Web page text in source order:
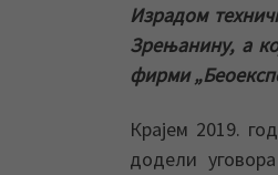
Израдом
Зрењанину, а
фирми
Крајем 2019.
додели